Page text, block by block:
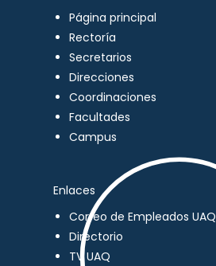
Página principal
Rectoría
Secretarios
Direcciones
Coordinaciones
Facultades
Campus
Enlaces
Correo de Empleados UAQ
Directorio
TV UAQ